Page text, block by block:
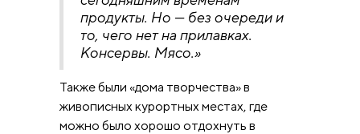
продукты. Но — без очереди и
то, чего нет на прилавках.
Консервы. Мясо.»
Также были «дома творчества» в
живописных курортных местах, где
можно было хорошо отдохнуть в